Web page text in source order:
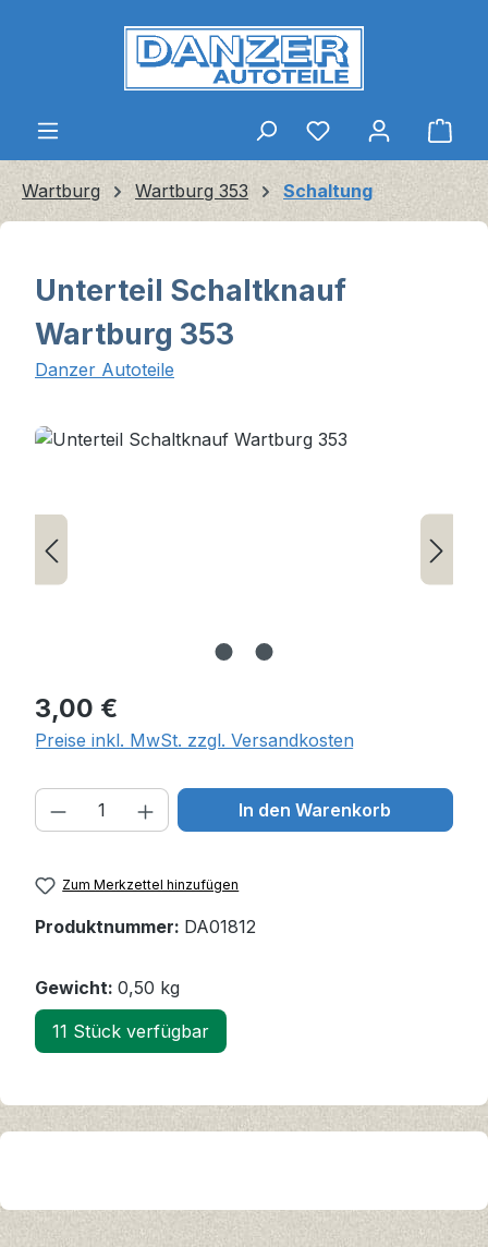
Zum Hauptinhalt springen
Wartburg Wartburg 353 Schaltung
Unterteil Schaltknauf
Wartburg 353
Danzer Autoteile
Bildergalerie überspringen
Regulärer Preis:
3,00 €
Preise inkl. MwSt. zzgl. Versandkosten
Produkt Anzahl: Gib den
In den Warenkorb
Zum Merkzettel hinzufügen
Produktnummer: DA01812
Gewicht: 0,50 kg
11 Stück verfügbar